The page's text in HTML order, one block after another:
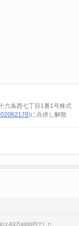
六条西七丁目1番1号株式
)に合併し解散
-63万4000円でした。